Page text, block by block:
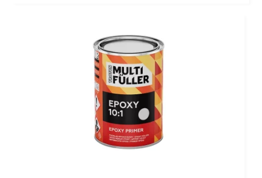
zbliżone.
Podczas pracy z produktami 2-
komponentowymi zaleca się używać
sprzętu ochrony osobistej. Chronić oczy i
drogi oddechowe.
Pomieszczenia powinny być dobrze
wentylowane.